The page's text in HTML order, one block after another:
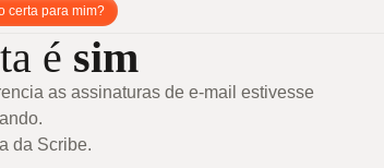
certa para mim?
é sim
as assinaturas de e-mail estivesse
da Scribe.